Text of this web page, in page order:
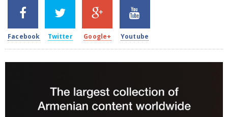
2k
SHARES
Facebook
1.5k
TWEETS
Twitter
203
SHARES
Google+
620
SHARES
Youtube